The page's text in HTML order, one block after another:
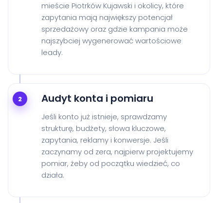
mieście Piotrków Kujawski i okolicy, które
zapytania mają największy potencjał
sprzedażowy oraz gdzie kampania może
najszybciej wygenerować wartościowe
leady.
2 Audyt konta i pomiaru
Jeśli konto już istnieje, sprawdzamy
strukturę, budżety, słowa kluczowe,
zapytania, reklamy i konwersje. Jeśli
zaczynamy od zera, najpierw projektujemy
pomiar, żeby od początku wiedzieć, co
działa.